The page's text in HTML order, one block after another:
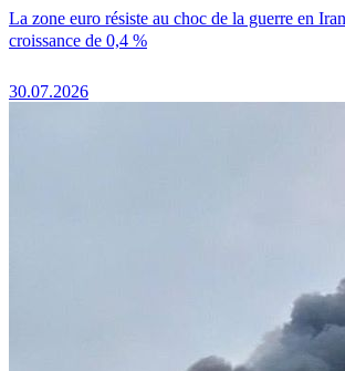
La zone euro résiste au choc de la guerre en
croissance de 0,4 %
30.07.2026